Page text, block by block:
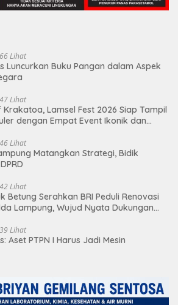
66 Lihat
Luncurkan Buku Pangan dalam Aspek
47 Lihat
Krakatoa, Lamsel Fest 2026 Siap Tampil
dengan Empat Event Ikonik dan
46 Lihat
Matangkan Strategi, Bidik
42 Lihat
Betung Serahkan BRI Peduli Renovasi
Lampung, Wujud Nyata Dukungan
39 Lihat
Aset PTPN I Harus Jadi Mesin